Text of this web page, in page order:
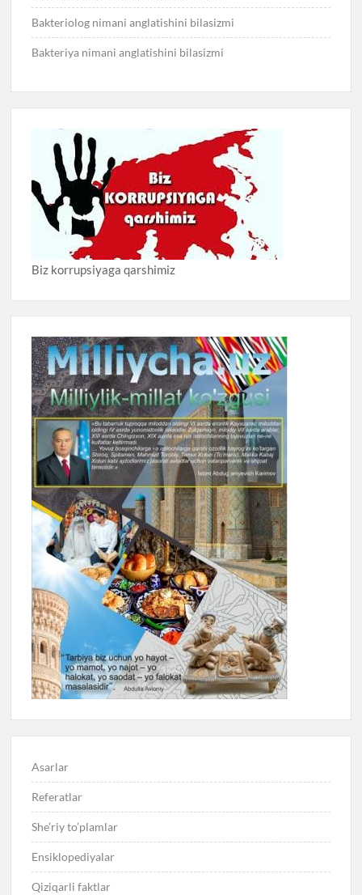
Bakteriolog nimani anglatishini bilasizmi
Bakteriya nimani anglatishini bilasizmi
Biz korrupsiyaga qarshimiz
Asarlar
Referatlar
She’riy to’plamlar
Ensiklopediyalar
Qiziqarli faktlar